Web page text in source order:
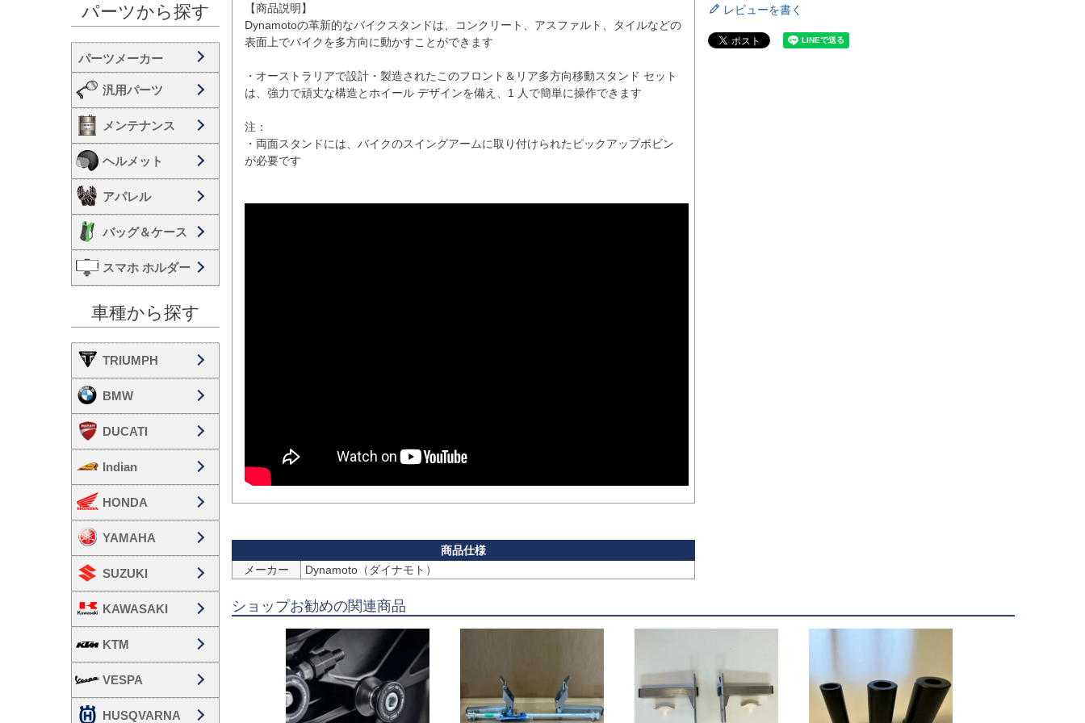
パーツから探す
汎用パーツ
メンテナンス
ヘルメット
アパレル
バッグ＆ケース
スマホ ホルダー
車種から探す
TRIUMPH
BMW
DUCATI
Indian
HONDA
YAMAHA
SUZUKI
KAWASAKI
KTM
VESPA
HUSQVARNA
【商品説明】
Dynamotoの革新的なバイクスタンドは、コンクリート、アスファルト、タイルなどの
表面上でバイクを多方向に動かすことができます
・オーストラリアで設計・製造されたこのフロント＆リア多方向移動スタンド セット
は、強力で頑丈な構造とホイール デザインを備え、1 人で簡単に操作できます
注：
・両面スタンドには、バイクのスイングアームに取り付けられたピックアップボビン
が必要です
メーカー Dynamoto（ダイナモト）
レビューを書く
ショップお勧めの関連商品